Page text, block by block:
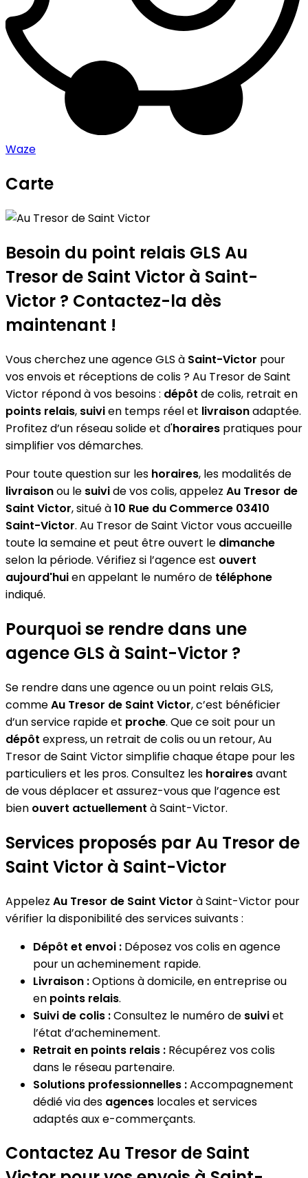
Waze
Carte
Au Tresor de Saint Victor
+
−
Besoin du point relais GLS Au
Tresor de Saint Victor à Saint-
Victor ? Contactez-la dès
maintenant !
Vous cherchez une agence GLS à Saint-Victor pour
vos envois et réceptions de colis ? Au Tresor de Saint
Victor répond à vos besoins : dépôt de colis, retrait en
points relais, suivien temps réel et livraisonadaptée.
Profitez d’un réseau solide et d'horaires pratiques pour
simplifier vos démarches.
Pour toute question sur les horaires, les modalités de
livraisonou le suivide vos colis, appelez Au Tresor de
Saint Victor, situé à10 Rue du Commerce 03410
Saint-Victor. Au Tresor de Saint Victor vous accueille
toute la semaine et peut être ouvert le dimanche
selon la période. Vérifiez si l’agence est ouvert
aujourd'huien appelant le numéro de téléphone
indiqué.
Pourquoi se rendre dans une
agence GLS à Saint-Victor ?
Se rendre dans une agence ou un point relais GLS,
commeAu Tresor de Saint Victor, c’est bénéficier
d’un service rapide et proche. Que ce soit pour un
dépôt express, un retrait de colis ou un retour, Au
Tresor de Saint Victor simplifie chaque étape pour les
particuliers et les pros. Consultez les horairesavant
de vous déplacer et assurez-vous que l’agence est
bien ouvert actuellement à Saint-Victor.
Services proposés par Au Tresor de
Saint Victor à Saint-Victor
Appelez Au Tresor de Saint Victor à Saint-Victor pour
vérifier la disponibilité des services suivants :
Dépôt et envoi : Déposez vos colis en agence
pour un acheminement rapide.
Livraison :Options à domicile, en entreprise ou
en points relais.
Suivi de colis :Consultez le numéro de suiviet
l’état d’acheminement.
Retrait en points relais : Récupérez vos colis
dans le réseau partenaire.
Solutions professionnelles :Accompagnement
dédié via des agences locales et services
adaptés aux e-commerçants.
Contactez Au Tresor de Saint